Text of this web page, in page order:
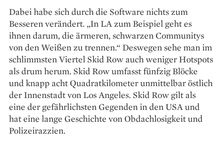
Dabei habe sich durch die Software nichts zum
Besseren verändert. „In LA zum Beispiel geht es
ihnen darum, die ärmeren, schwarzen Communitys
von den Weißen zu trennen.“ Deswegen sehe man im
schlimmsten Viertel Skid Row auch weniger Hotspots
als drum herum. Skid Row umfasst fünfzig Blöcke
und knapp acht Quadratkilometer unmittelbar östlich
der Innenstadt von Los Angeles. Skid Row gilt als
eine der gefährlichsten Gegenden in den USA und
hat eine lange Geschichte von Obdachlosigkeit und
Polizeirazzien.